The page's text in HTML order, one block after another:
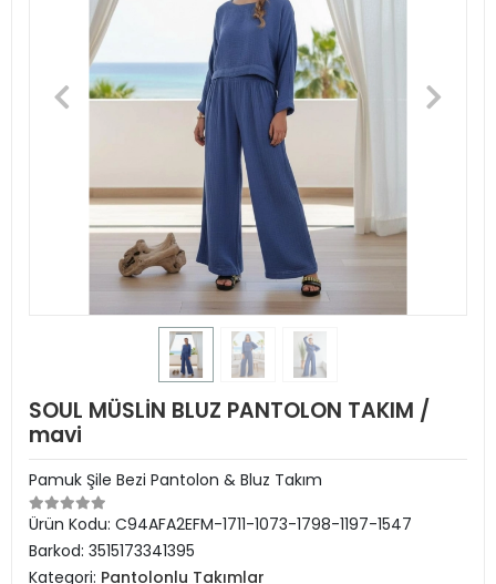
SOUL MÜSLİN BLUZ PANTOLON TAKIM /
mavi
Pamuk Şile Bezi Pantolon & Bluz Takım
Ürün Kodu: C94AFA2EFM-1711-1073-1798-1197-1547
Barkod: 3515173341395
Kategori: Pantolonlu Takımlar